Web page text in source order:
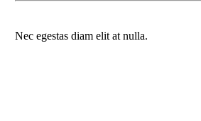
Nec egestas diam elit at nulla.